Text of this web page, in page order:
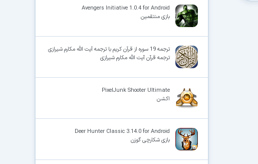
Avengers Initiative 1.0.4 for Android
بازی منتقمین
ترجمه 19 سوره از قرآن کریم با ترجمه آیت الله مکارم شیرازی
ترجمه قرآن آیت الله مکارم شیرازی
PixelJunk Shooter Ultimate
اکشن
Deer Hunter Classic 3.14.0 for Android
بازی شکارچی گوزن